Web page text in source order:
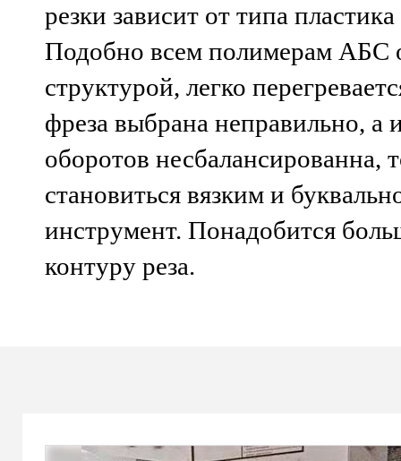
резки зависит от типа
Подобно всем полимерам АБС
структурой, легко
фреза выбрана неправильно, а
оборотов несбалансированна,
становиться вязким и
инструмент. Понадобится
контуру реза.